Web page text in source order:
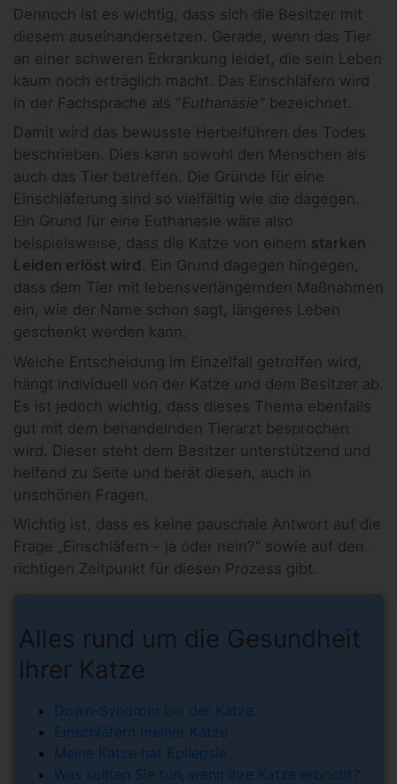
Dennoch ist es wichtig, dass sich die Besitzer mit
diesem auseinandersetzen. Gerade, wenn das Tier
an einer schweren Erkrankung leidet, die sein Leben
kaum noch erträglich macht. Das Einschläfern wird
in der Fachsprache als " Euthanasie" bezeichnet.
Damit wird das bewusste Herbeiführen des Todes
beschrieben. Dies kann sowohl den Menschen als
auch das Tier betreffen. Die Gründe für eine
Einschläferung sind so vielfältig wie die dagegen.
Ein Grund für eine Euthanasie wäre also
beispielsweise, dass die Katze von einem starken
Leiden erlöst wird . Ein Grund dagegen hingegen,
dass dem Tier mit lebensverlängernden Maßnahmen
ein, wie der Name schon sagt, längeres Leben
geschenkt werden kann.
Welche Entscheidung im Einzelfall getroffen wird,
hängt individuell von der Katze und dem Besitzer ab.
Es ist jedoch wichtig, dass dieses Thema ebenfalls
gut mit dem behandelnden Tierarzt besprochen
wird. Dieser steht dem Besitzer unterstützend und
helfend zu Seite und berät diesen, auch in
unschönen Fragen.
Wichtig ist, dass es keine pauschale Antwort auf die
Frage „Einschläfern - ja oder nein?“ sowie auf den
richtigen Zeitpunkt für diesen Prozess gibt.
Alles rund um die Gesundheit
Ihrer Katze
Down-Syndrom bei der Katze
Einschläfern meiner Katze
Meine Katze hat Epilepsie
Was sollten Sie tun, wenn ihre Katze erbricht?